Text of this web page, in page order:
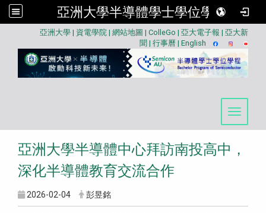
亞洲大學半導體學士學位學程
亞洲大學 | 資電學院 | 網站地圖 | ColleGo | 亞大電子報 | 亞大新
聞 | 行事曆| English
Toggle
亞洲大學半導體中心拜訪南投高中，
深化半導體教育交流合作
2026-02-04 彭昱銘